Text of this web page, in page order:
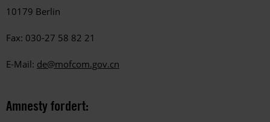
10179 Berlin
Fax: 030-27 58 82 21
E-Mail: de@mofcom.gov.cn
Amnesty fordert: